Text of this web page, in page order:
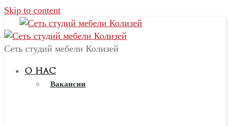
Skip to content
Сеть студий мебели Колизей
О НАС
Вакансии